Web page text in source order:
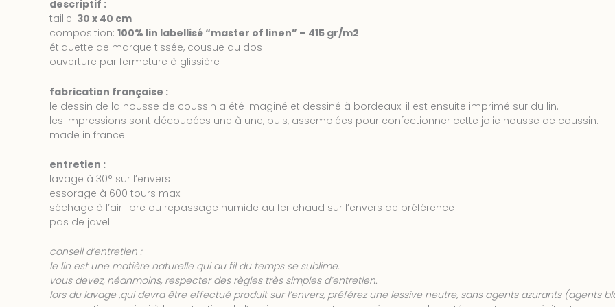
descriptif :
taille: 30 x 40 cm
composition: 100% lin labellisé “master of linen” – 415 gr/m2
étiquette de marque tissée, cousue au dos
ouverture par fermeture à glissière
fabrication française :
le dessin de la housse de coussin a été imaginé et dessiné à bordeaux. il est ensuite imprimé sur du lin.
les impressions sont découpées une à une, puis, assemblées pour confectionner cette jolie housse de coussin.
made in france
entretien :
lavage à 30° sur l’envers
essorage à 600 tours maxi
séchage à l’air libre ou repassage humide au fer chaud sur l’envers de préférence
pas de javel
conseil d’entretien :
le lin est une matière naturelle qui au fil du temps se sublime.
vous devez, néanmoins, respecter des règles très simples d’entretien.
lors du lavage ,qui devra être effectué produit sur l’envers, préférez une lessive neutre, sans agents azurants (agents